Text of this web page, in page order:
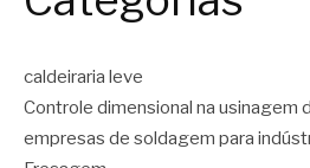
caldeiraria leve
Controle dimensional na usinagem
empresas de soldagem para